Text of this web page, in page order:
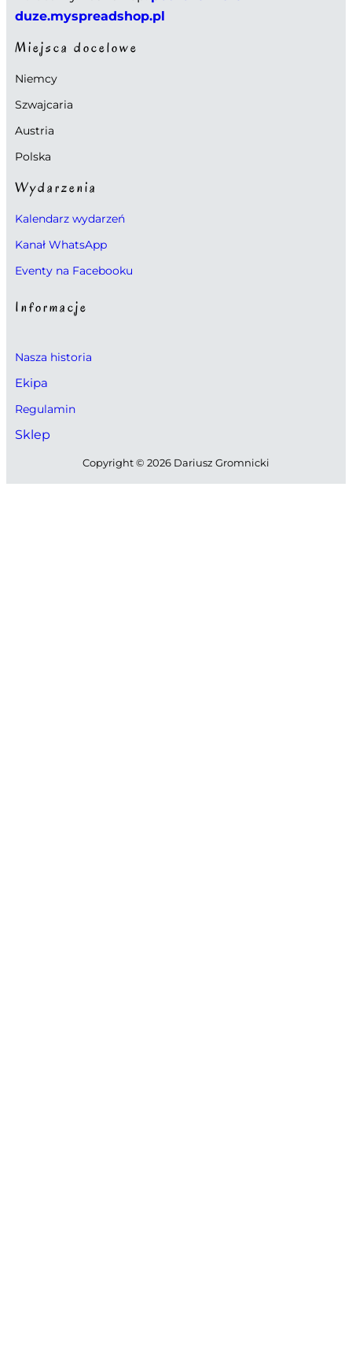
duze.myspreadshop.pl
Miejsca docelowe
Niemcy
Szwajcaria
Austria
Polska
Wydarzenia
Kalendarz wydarzeń
Kanał WhatsApp
Eventy na Facebooku
Informacje
Nasza historia
Ekipa
Regulamin
Sklep
Copyright © 2026 Dariusz Gromnicki